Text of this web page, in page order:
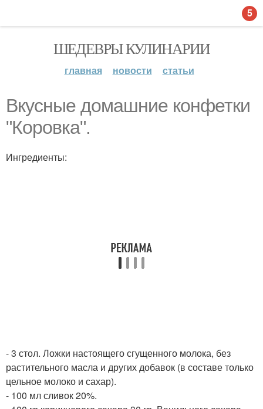
ШЕДЕВРЫ КУЛИНАРИИ
главная новости статьи
Вкусные домашние конфетки
"Коровка".
Ингредиенты:
- 3 стол. Ложки настоящего сгущенного молока, без
растительного масла и других добавок (в составе только
цельное молоко и сахар).
- 100 мл сливок 20%.
5